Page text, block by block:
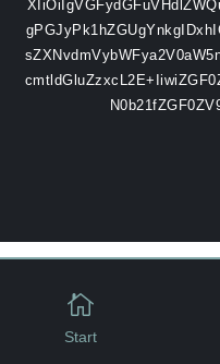

Start